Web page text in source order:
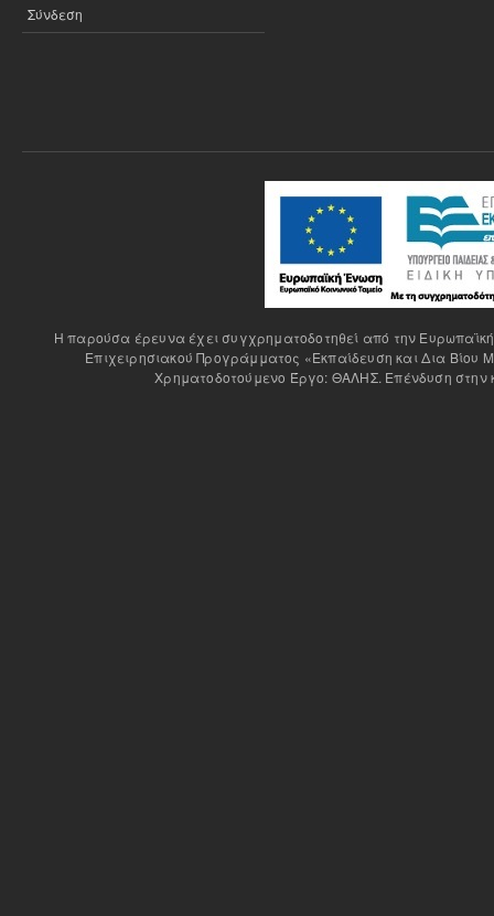
Σύνδεση
H παρούσα έρευνα έχει συγχρηματοδοτηθεί από την
Επιχειρησιακού Προγράμματος «Εκπαίδευση και Δια Βίου
Χρηματοδοτούμενο Έργο: ΘΑΛΗΣ. Επένδυση στην